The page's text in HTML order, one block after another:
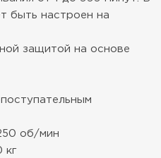
быть настроен на
защитой на основе
об/мин
кг